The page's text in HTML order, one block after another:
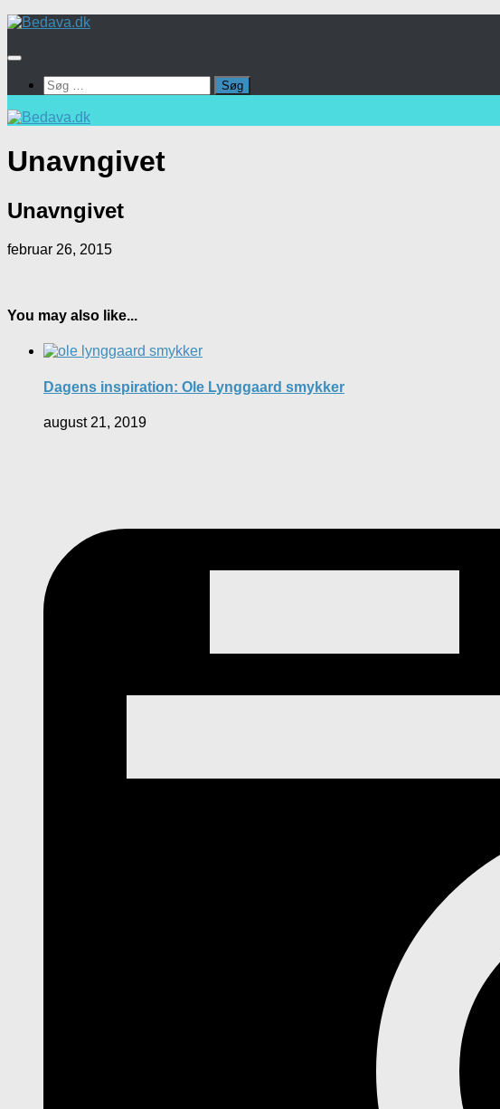
Skip
content
Søg
efter:
Unavngivet
Unavngivet
februar 26, 2015
You may also like...
Dagens inspiration: Ole Lynggaard smykker
august 21, 2019